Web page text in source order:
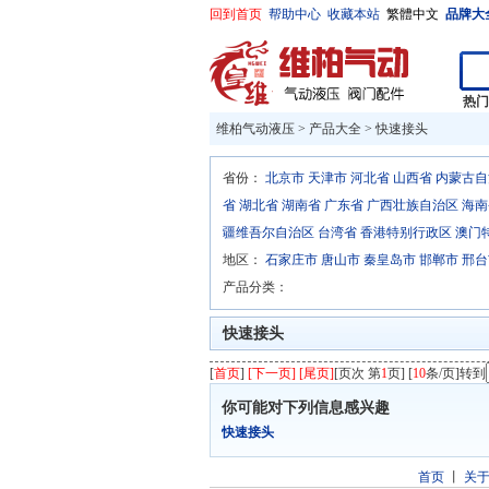
回到首页 帮助中心 收藏本站 繁體中文 品牌大
热
维柏气动液压 > 产品大全 >快速接头
省份： 北京市 天津市 河北省 山西省 内蒙古
省 湖北省 湖南省 广东省 广西壮族自治区 海
疆维吾尔自治区 台湾省 香港特别行政区 澳门
地区： 石家庄市 唐山市 秦皇岛市 邯郸市 邢
产品分类：
快速接头
[首页] [下一页] [尾页][页次 第1页] [10条/页]转到
你可能对下列信息感兴趣
快速接头
首页丨 关